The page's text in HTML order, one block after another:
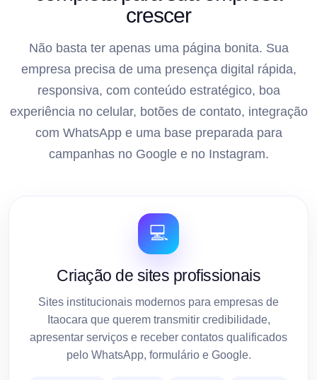
crescer
Não basta ter apenas uma página bonita. Sua
empresa precisa de uma presença digital rápida,
responsiva, com conteúdo estratégico, boa
experiência no celular, botões de contato, integração
com WhatsApp e uma base preparada para
campanhas no Google e no Instagram.
💻
Criação de sites profissionais
Sites institucionais modernos para empresas de
Itaocara que querem transmitir credibilidade,
apresentar serviços e receber contatos qualificados
pelo WhatsApp, formulário e Google.